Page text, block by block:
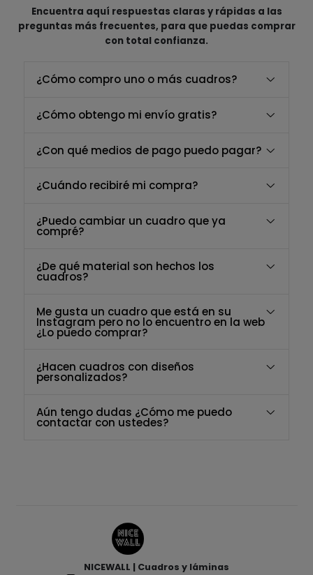
Encuentra aquí respuestas claras y rápidas a las
preguntas más frecuentes, para que puedas comprar
con total confianza.
¿Cómo compro uno o más cuadros?
¿Cómo obtengo mi envío gratis?
¿Con qué medios de pago puedo pagar?
¿Cuándo recibiré mi compra?
¿Puedo cambiar un cuadro que ya
compré?
¿De qué material son hechos los
cuadros?
Me gusta un cuadro que está en su
Instagram pero no lo encuentro en la web
¿Lo puedo comprar?
¿Hacen cuadros con diseños
personalizados?
Aún tengo dudas ¿Cómo me puedo
contactar con ustedes?
NICEWALL | Cuadros y láminas